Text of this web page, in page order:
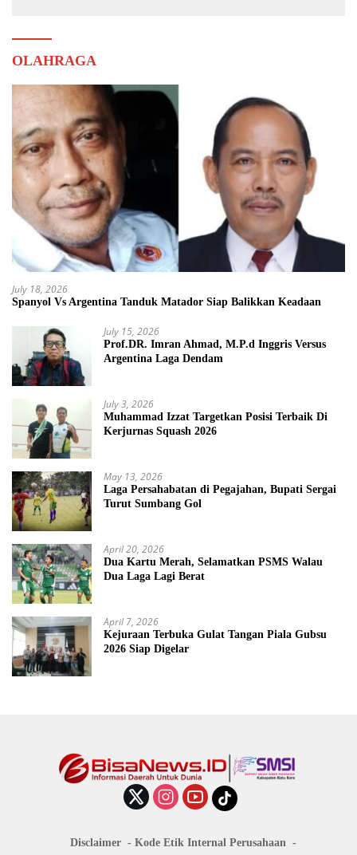
OLAHRAGA
July 18, 2026
Spanyol Vs Argentina Tanduk Matador Siap Balikkan Keadaan
July 15, 2026
Prof.DR. Imran Ahmad, M.P.d Inggris Versus
Argentina Laga Dendam
July 3, 2026
Muhammad Izzat Targetkan Posisi Terbaik Di
Kerjurnas Squash 2026
May 13, 2026
Laga Persahabatan di Pegajahan, Bupati Sergai
Turut Sumbang Gol
April 20, 2026
Dua Kartu Merah, Selamatkan PSMS Walau
Dua Laga Lagi Berat
April 7, 2026
Kejuraan Terbuka Gulat Tangan Piala Gubsu
2026 Siap Digelar
Disclaimer
Kode Etik Internal Perusahaan